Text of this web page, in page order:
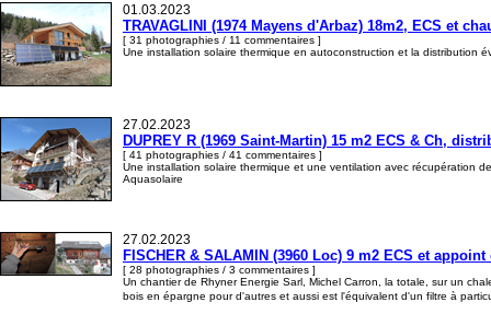
01.03.2023
TRAVAGLINI (1974 Mayens d'Arbaz) 18m2, ECS et
[ 31 photographies / 11 commentaires ]
Une installation solaire thermique en autoconstruction et la distribution
27.02.2023
DUPREY R (1969 Saint-Martin) 15 m2 ECS & Ch,
[ 41 photographies / 41 commentaires ]
Une installation solaire thermique et une ventilation avec récupération
Aquasolaire
27.02.2023
FISCHER & SALAMIN (3960 Loc) 9 m2 ECS et
[ 28 photographies / 3 commentaires ]
Un chantier de Rhyner Energie Sarl, Michel Carron, la totale, sur un
bois en épargne pour d'autres et aussi est l'équivalent d'un filtre à